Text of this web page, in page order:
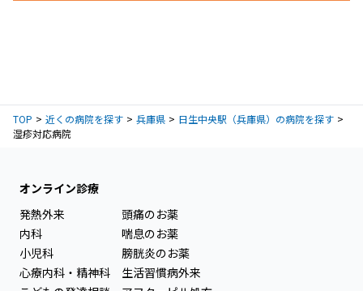
TOP 近くの病院を探す 兵庫県
日生中央駅（兵庫県）の病院を探す
湿疹対応病院
オンライン診療
発熱外来
内科
小児科
心療内科・精神科
頭痛のお薬
喘息のお薬
膀胱炎のお薬
生活習慣病外来